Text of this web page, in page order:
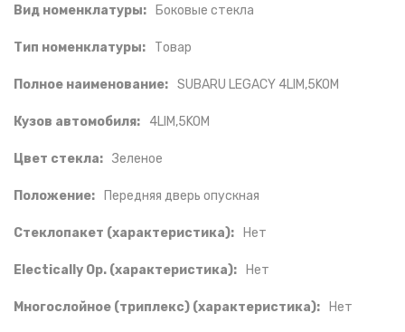
Вид номенклатуры: Боковые стекла
Тип номенклатуры: Товар
Полное наименование: SUBARU LEGACY 4LIM,5KOM
Кузов автомобиля: 4LIM,5KOM
Цвет стекла: Зеленое
Положение: Передняя дверь опускная
Стеклопакет (характеристика): Нет
Electically Op. (характеристика): Нет
Многослойное (триплекс) (характеристика): Нет